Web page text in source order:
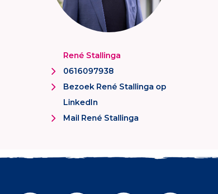
René Stallinga
0616097938
Bezoek René Stallinga op
LinkedIn
Mail René Stallinga